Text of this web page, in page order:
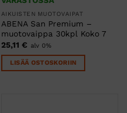
AIKUISTEN MUOTOVAIPAT
ABENA San Premium –
muotovaippa 30kpl Koko 7
25,11 € alv 0%
LISÄÄ OSTOSKORIIN